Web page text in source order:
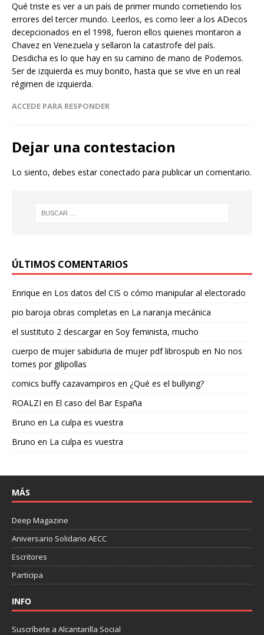
Qué triste es ver a un país de primer mundo cometiendo los
errores del tercer mundo. Leerlos, es como leer a los ADecos
decepcionados en el 1998, fueron ellos quienes montaron a
Chavez en Venezuela y sellaron la catastrofe del país.
Desdicha es lo que hay en su camino de mano de Podemos.
Ser de izquierda es muy bonito, hasta que se vive en un real
régimen de izquierda.
ACCEDE PARA RESPONDER
Dejar una contestacion
Lo siento, debes estarconectado para publicar un comentario.
ÚLTIMOS COMENTARIOS
Enrique en Los datos del CIS o cómo manipular al electorado
pio baroja obras completas en La naranja mecánica
el sustituto 2 descargaren Soy feminista, mucho
cuerpo de mujer sabiduria de mujer pdf librospub en No nos
tomes por gilipollas
comics buffy cazavampiros en ¿Qué es el bullying?
ROALZI en El caso del Bar España
Bruno en La culpa es vuestra
Bruno en La culpa es vuestra
MÁS
Deep Magazine
Aniversario Solidario AECC
Escritores
Participa
INFO
Suscríbete a Alcantarilla Social